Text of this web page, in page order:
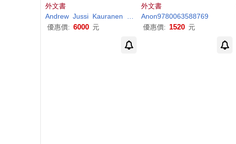
外文書
Andrew Jussi Kauranen Nestingen Ojajärvi Ralf
優惠價: 6000 元
外文書
Anon9780063588769
優惠價: 1520 元